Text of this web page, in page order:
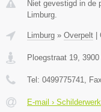
Niet gevestigd in de
Limburg.
Limburg » Overpelt |
Ploegstraat 19 3900
Tel: 0499775741 ,
E-mail ›